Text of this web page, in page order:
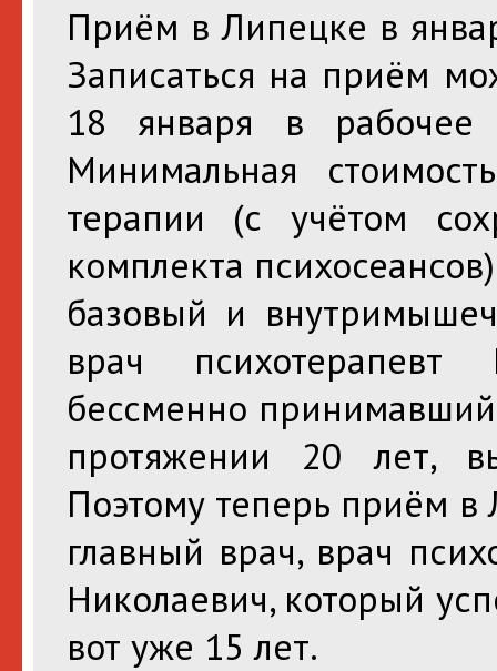
Приём в Липецке в
Записаться на приём
18 января в
Минимальная
терапии (с учётом
комплекта
базовый и
врач
бессменно
протяжении 20 лет,
Поэтому теперь приём
главный врач, врач
Николаевич, который
вот уже 15 лет.